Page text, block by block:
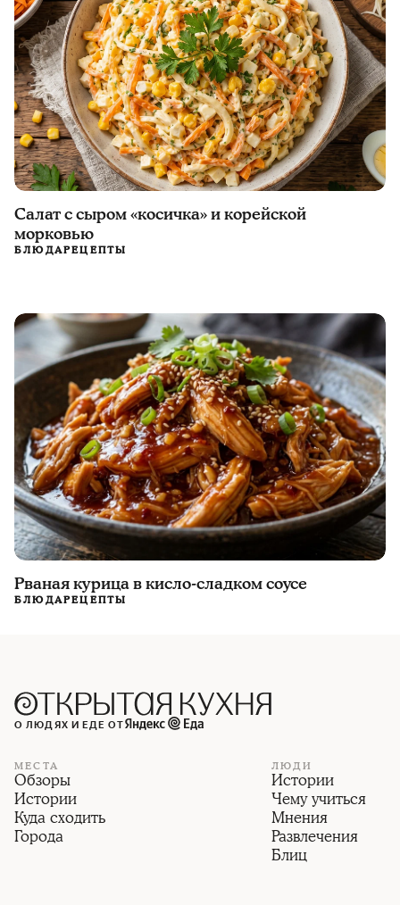
Салат с сыром «косичка» и корейской
морковью
БЛЮДАРЕЦЕПТЫ
Рваная курица в кисло-сладком соусе
БЛЮДАРЕЦЕПТЫ
О ЛЮДЯХ И ЕДЕ ОТ
МЕСТА
Обзоры
Истории
Куда сходить
Города
ЛЮДИ
Истории
Чему учиться
Мнения
Развлечения
Блиц